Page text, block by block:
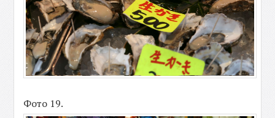
Фото 19.